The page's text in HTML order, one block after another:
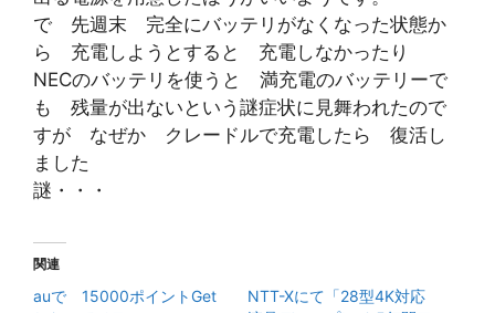
で 先週末 完全にバッテリがなくなった状態か
ら 充電しようとすると 充電しなかったり
NECのバッテリを使うと 満充電のバッテリーで
も 残量が出ないという謎症状に見舞われたので
すが なぜか クレードルで充電したら 復活し
ました
謎・・・
関連
auで 15000ポイントGet
NTT-Xにて「28型4K対応